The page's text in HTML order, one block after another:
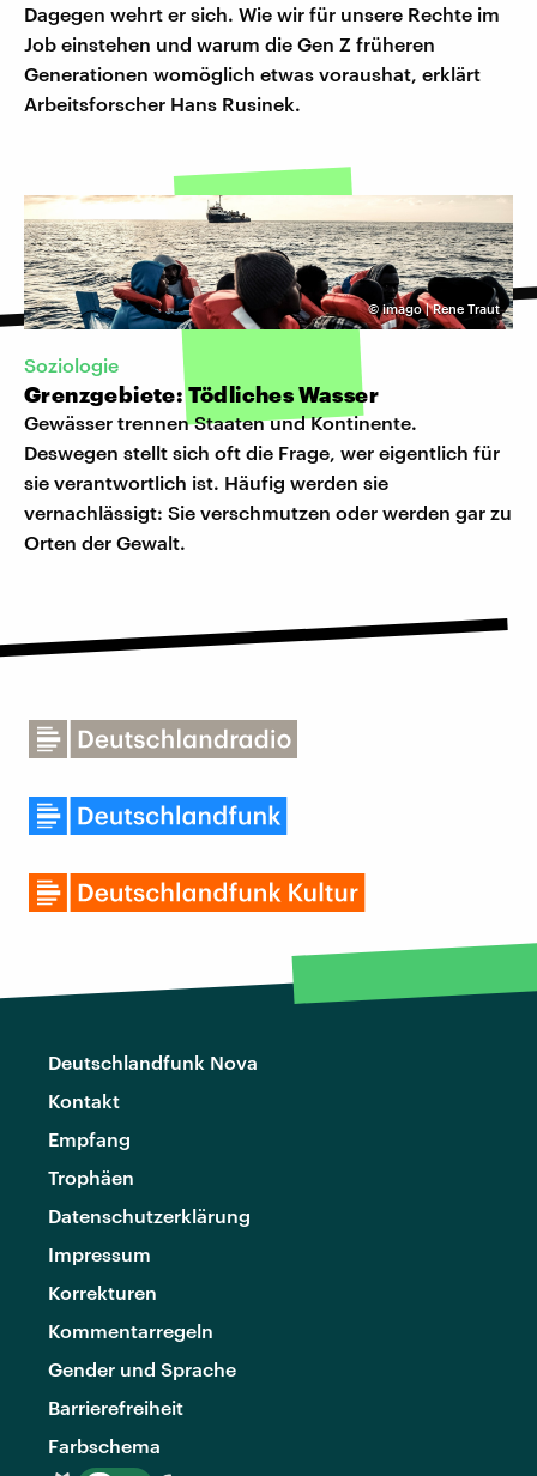
Dagegen wehrt er sich. Wie wir für unsere Rechte im
Job einstehen und warum die Gen Z früheren
Generationen womöglich etwas voraushat, erklärt
Arbeitsforscher Hans Rusinek.
©imago | Rene Traut
Soziologie
Grenzgebiete: Tödliches Wasser
Gewässer trennen Staaten und Kontinente.
Deswegen stellt sich oft die Frage, wer eigentlich für
sie verantwortlich ist. Häufig werden sie
vernachlässigt: Sie verschmutzen oder werden gar zu
Orten der Gewalt.
Deutschlandfunk Nova
Kontakt
Empfang
Trophäen
Datenschutzerklärung
Impressum
Korrekturen
Kommentarregeln
Gender und Sprache
Barrierefreiheit
Farbschema